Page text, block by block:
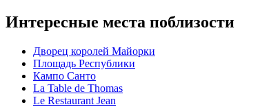
Интересные места поблизости
Дворец королей Майорки
Площадь Республики
Кампо Санто
La Table de Thomas
Le Restaurant Jean